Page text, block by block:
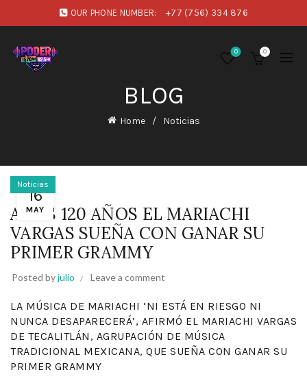
OUR PHONE NUMBER: +77 (756) 334 876
0 0
BLOG
Home Noticias
16
MAY
Noticias
A SUS 120 AÑOS EL MARIACHI
VARGAS SUEÑA CON GANAR SU
PRIMER GRAMMY
Posted byjulio Leave a comment
LA MÚSICA DE MARIACHI ‘NI ESTÁ EN RIESGO NI
NUNCA DESAPARECERÁ’, AFIRMÓ EL MARIACHI VARGAS
DE TECALITLÁN, AGRUPACIÓN DE MÚSICA
TRADICIONAL MEXICANA, QUE SUEÑA CON GANAR SU
PRIMER GRAMMY